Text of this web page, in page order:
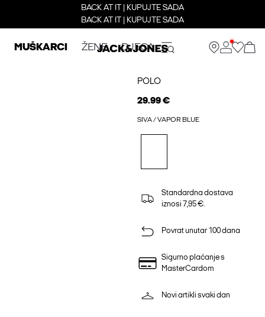
BACK AT IT | KUPUJTE SADA
BACK AT IT | KUPUJTE SADA
MUŠKARCI ŽENE DJECA
POLO
29.99 €
SIVA / VAPOR BLUE
Standardna dostava
iznosi 7,95 €.
Povrat unutar 100 dana
Sigurno plaćanje s
MasterCardom
Novi artikli svaki dan